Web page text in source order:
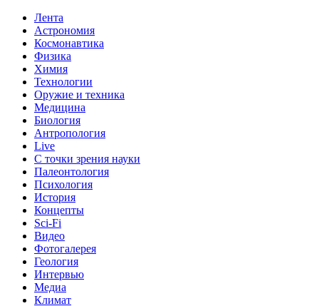
Лента
Астрономия
Космонавтика
Физика
Химия
Технологии
Оружие и техника
Медицина
Биология
Антропология
Live
С точки зрения науки
Палеонтология
Психология
История
Концепты
Sci-Fi
Видео
Фотогалерея
Геология
Интервью
Медиа
Климат